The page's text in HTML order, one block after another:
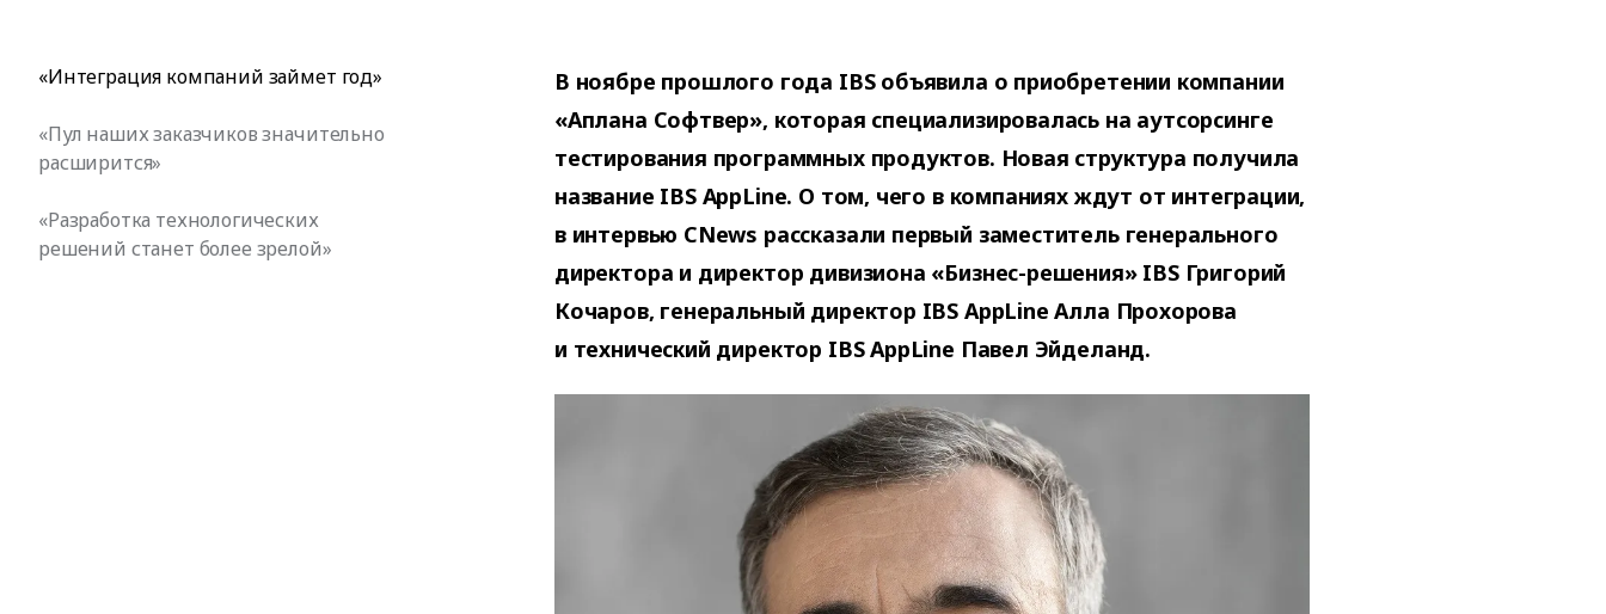
«Интеграция компаний займет год»
«Пул наших заказчиков значительно
расширится»
«Разработка технологических
решений станет более зрелой»
В ноябре прошлого года IBS объявила о приобретении компании
«Аплана Софтвер», которая специализировалась на аутсорсинге
тестирования программных продуктов. Новая структура получила
название IBS AppLine. О том, чего в компаниях ждут от интеграции,
в интервью CNews рассказали первый заместитель генерального
директора и директор дивизиона «Бизнес-решения» IBS Григорий
Кочаров, генеральный директор IBS AppLine Алла Прохорова
и технический директор IBS AppLine Павел Эйделанд.